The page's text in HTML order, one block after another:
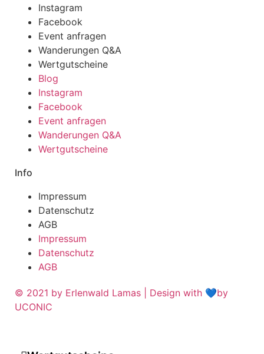
Instagram
Facebook
Event anfragen
Wanderungen Q&A
Wertgutscheine
Blog
Instagram
Facebook
Event anfragen
Wanderungen Q&A
Wertgutscheine
Info
Impressum
Datenschutz
AGB
Impressum
Datenschutz
AGB
© 2021 by Erlenwald Lamas | Design with 💙by
UCONIC